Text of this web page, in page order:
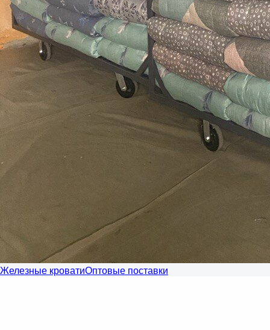
Железные кроватиОптовые поставки